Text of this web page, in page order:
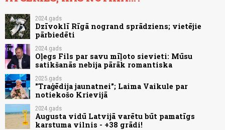
2024.gads
Dzīvoklī Rīgā nogrand sprādziens; vietējie
pārbiedēti
2024.gads
Oļegs Fils par savu mīļoto sievieti: Mūsu
satikšanās nebija pārāk romantiska
2025.gads
"Traģēdija jaunatnei"; Laima Vaikule par
notiekošo Krievijā
2024.gads
Augusta vidū Latvijā varētu būt pamatīgs
karstuma vilnis - +38 grādi!